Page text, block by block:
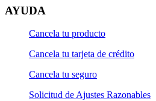
AYUDA
Cancela tu producto
Cancela tu tarjeta de crédito
Cancela tu seguro
Solicitud de Ajustes Razonables